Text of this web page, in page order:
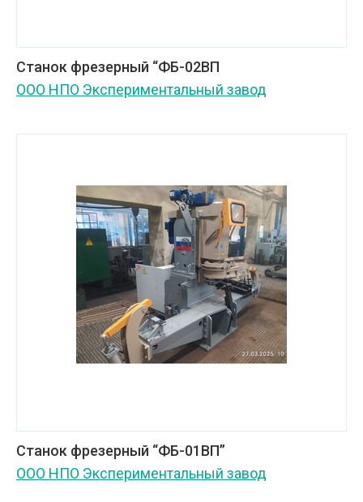
Станок фрезерный “ФБ-02ВП
ООО НПО Экспериментальный завод
Станок фрезерный “ФБ-01ВП”
ООО НПО Экспериментальный завод